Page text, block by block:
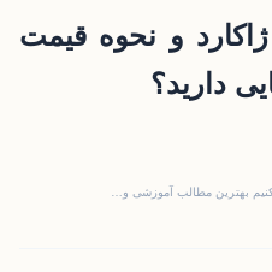
ژاکارد و نحوه قیمت
دارید؟
بهترین مطالب آموزشی و…